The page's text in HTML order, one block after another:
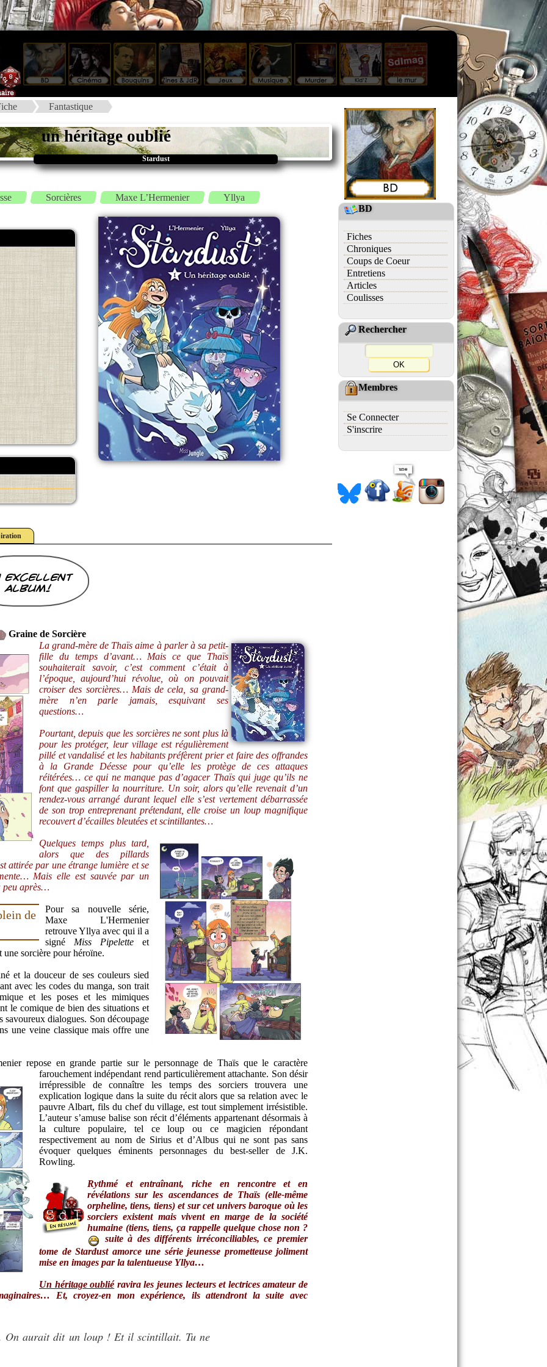
Fantastique
un héritage oublié
Stardust
Sorcières Maxe L’Hermenier Yllya
excellent
album!
Graine de Sorcière
La grand-mère de Thaïs aime à parler à sa petit-
fille du temps d’avant… Mais ce que Thaïs
souhaiterait savoir, c’est comment c’était à
l’époque, aujourd’hui révolue, où on pouvait
croiser des sorcières… Mais de cela, sa grand-
mère n’en parle jamais, esquivant ses
questions…
Pourtant, depuis que les sorcières ne sont plus là
pour les protéger, leur village est régulièrement
pillé et vandalisé et les habitants préfèrent prier et faire des offrandes
à la Grande Déesse pour qu’elle les protège de ces attaques
réitérées… ce qui ne manque pas d’agacer Thaïs qui juge qu’ils ne
font que gaspiller la nourriture. Un soir, alors qu’elle revenait d’un
rendez-vous arrangé durant lequel elle s’est vertement débarrassée
de son trop entreprenant prétendant, elle croise un loup magnifique
recouvert d’écailles bleutées et scintillantes…
Quelques temps plus tard,
alors que des pillards
attirée par une étrange lumière et se
Mais elle est sauvée par un
peu après…
de
Pour sa nouvelle série,
Maxe L'Hermenier
retrouve Yllya avec qui il a
signé Miss Pipelette et
une sorcière pour héroïne.
et la douceur de ses couleurs sied
avec les codes du manga, son trait
et les poses et les mimiques
le comique de bien des situations et
dialogues. Son découpage
une veine classique mais offre une
repose en grande partie sur le personnage de Thaïs que le caractère
farouchement indépendant rend particulièrement attachante. Son désir
irrépressible de connaître les temps des sorciers trouvera une
explication logique dans la suite du récit alors que sa relation avec le
pauvre Albart, fils du chef du village, est tout simplement irrésistible.
L’auteur s’amuse balise son récit d’éléments appartenant désormais à
la culture populaire, tel ce loup ou ce magicien répondant
respectivement au nom de Sirius et d’Albus qui ne sont pas sans
évoquer quelques éminents personnages du best-seller de J.K.
Rowling.
Rythmé et entraînant, riche en rencontre et en
révélations sur les ascendances de Thaïs (elle-même
orpheline, tiens, tiens) et sur cet univers baroque où les
sorciers existent mais vivent en marge de la société
humaine (tiens, tiens, ça rappelle quelque chose non ?
suite à des différents irréconciliables, ce premier
tome de Stardust amorce une série jeunesse prometteuse joliment
mise en images par la talentueuse Yllya…
Un héritage oubliéravira les jeunes lecteurs et lectrices amateur de
Et, croyez-en mon expérience, ils attendront la suite avec
On aurait dit un loup ! Et il scintillait. Tu ne
BD
Fiches
Chroniques
Coups de Coeur
Entretiens
Articles
Coulisses
Rechercher
Membres
Se Connecter
S'inscrire